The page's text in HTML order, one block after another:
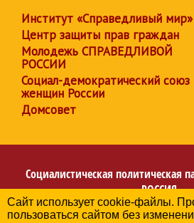
Институт «Справедливый мир»
Центр защиты прав граждан
Молодежь СПРАВЕДЛИВОЙ
РОССИИ
Социал-демократический союз
женщин России
Домсовет
Социалистическая политическая
РОССИЯ
Региональное отделение партии в
Сайт использует cookie-файлы.
пользоваться сайтом без